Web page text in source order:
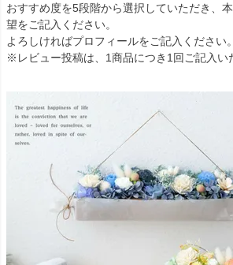
おすすめ度を5段階から選択していただき、
望をご記入ください。
よろしければプロフィールをご記入ください。
※レビュー投稿は、1商品につき1回ご記入い